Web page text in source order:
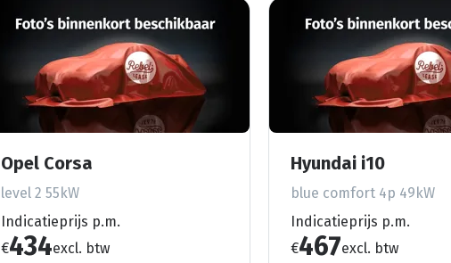
Opel Corsa
level 2 55kW
Indicatieprijs p.m.
€434excl. btw
Hyundai i10
blue comfort 4p 49kW
Indicatieprijs p.m.
€467excl. btw